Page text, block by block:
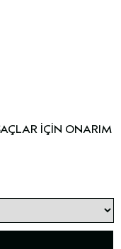
İÇİN ONARIM